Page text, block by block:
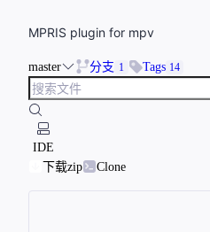
MPRIS plugin for mpv
master 分支 1 Tags 14
IDE
下载zip
Clone